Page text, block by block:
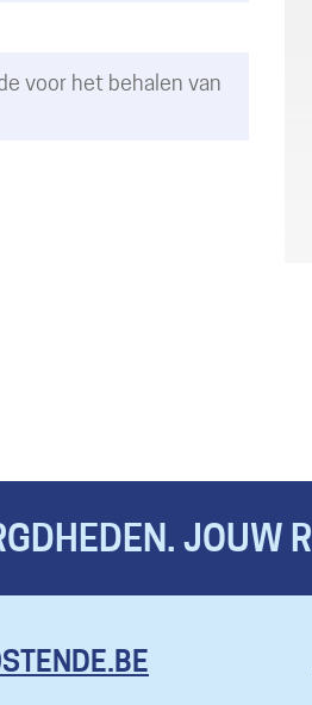
voor het behalen van
JOUW
KOM HIER
MET AL JE